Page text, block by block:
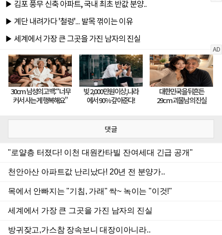
댓글